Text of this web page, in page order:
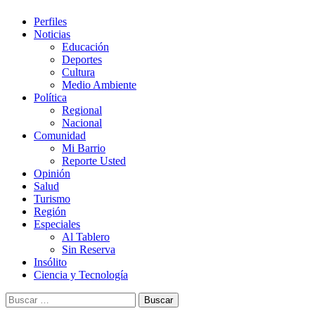
Primary
Menu
Perfiles
Noticias
Educación
Deportes
Cultura
Medio Ambiente
Política
Regional
Nacional
Comunidad
Mi Barrio
Reporte Usted
Opinión
Salud
Turismo
Región
Especiales
Al Tablero
Sin Reserva
Insólito
Ciencia y Tecnología
Buscar: